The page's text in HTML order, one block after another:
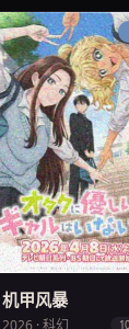
机甲风暴
2026 · 科幻